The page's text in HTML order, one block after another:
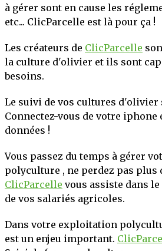
à gérer sont en cause les
etc... ClicParcelle est là pour ça !
Les créateurs de ClicParcelle
la culture d'olivier et ils sont
besoins.
Le suivi de vos cultures
Connectez-vous de votre iphone
données !
Vous passez du temps à gérer
polyculture , ne perdez pas plus
ClicParcelle vous assiste dans
de vos salariés agricoles.
Dans votre exploitation
est un enjeu important.